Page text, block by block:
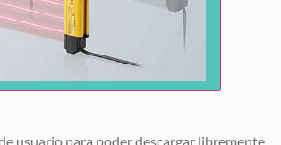
usuario para poder descargar libremente